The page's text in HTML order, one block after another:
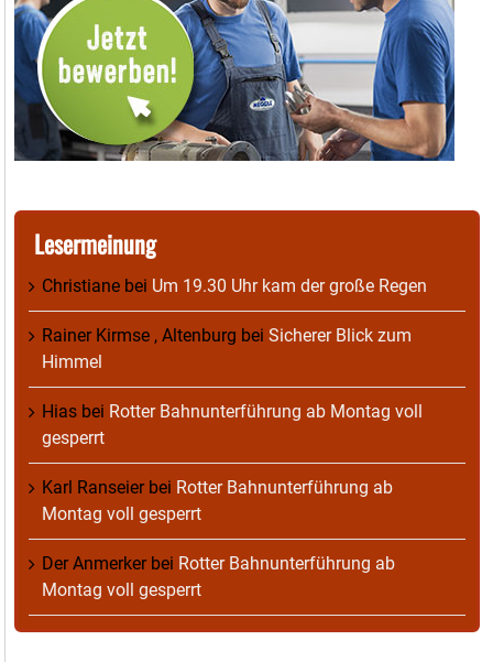
Lesermeinung
Christiane bei Um 19.30 Uhr kam der große Regen
Rainer Kirmse , Altenburg bei Sicherer Blick zum
Himmel
Hias bei Rotter Bahnunterführung ab Montag voll
gesperrt
Karl Ranseierbei Rotter Bahnunterführung ab
Montag voll gesperrt
Der Anmerkerbei Rotter Bahnunterführung ab
Montag voll gesperrt